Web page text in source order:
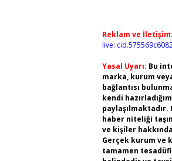
Reklam ve İletişim:
Yasal Uyarı: Bu
marka, kurum
bağlantısı
kendi
haber niteliği
ve kişiler
Gerçek kurum ve
tamamen